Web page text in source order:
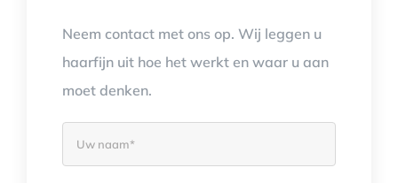
Neem contact met ons op. Wij leggen u
haarfijn uit hoe het werkt en waar u aan
moet denken.